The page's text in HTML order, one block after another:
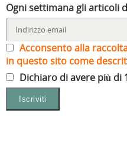
Ogni settimana gli articoli
Acconsento alla
in questo sito come
Dichiaro di avere più di